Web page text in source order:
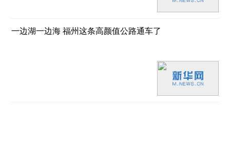
一边湖一边海 福州这条高颜值公路通车了